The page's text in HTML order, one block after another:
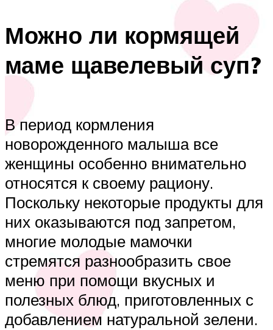
Можно ли кормящей
маме щавелевый суп?
В период кормления
новорожденного малыша все
женщины особенно внимательно
относятся к своему рациону.
Поскольку некоторые продукты для
них оказываются под запретом,
многие молодые мамочки
стремятся разнообразить свое
меню при помощи вкусных и
полезных блюд, приготовленных с
добавлением натуральной зелени.